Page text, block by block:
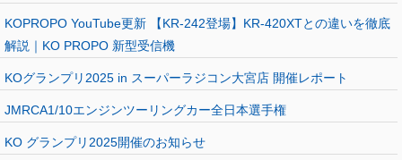
KOPROPO YouTube更新 【KR-242登場】KR-420XTとの違いを徹底
解説｜KO PROPO 新型受信機
KOグランプリ2025 in スーパーラジコン大宮店 開催レポート
JMRCA1/10エンジンツーリングカー全日本選手権
KO グランプリ2025開催のお知らせ